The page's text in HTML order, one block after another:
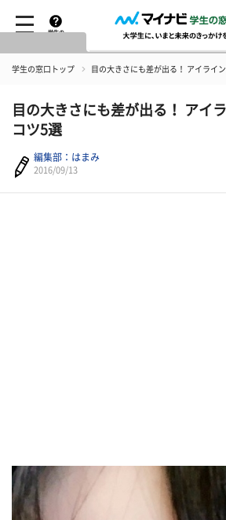
学生の
学生の窓口トップ 目の大きさにも差が出る！ アイライ
目の大きさにも差が出る！ アイ
コツ5選
編集部：はまみ
2016/09/13